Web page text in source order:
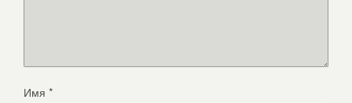
Имя *